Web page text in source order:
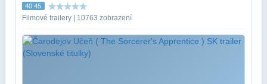
40:45
Filmové trailery | 10763 zobrazení